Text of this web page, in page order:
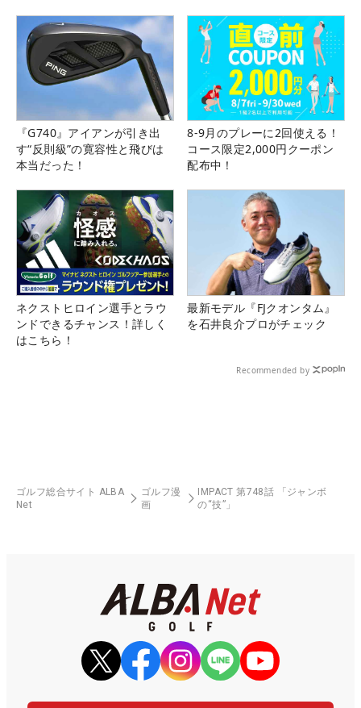
『G740』アイアンが引き出
す“反則級”の寛容性と飛びは
本当だった！
8-9月のプレーに2回使える！
コース限定2,000円クーポン
配布中！
ネクストヒロイン選手とラウ
ンドできるチャンス！詳しく
はこちら！
最新モデル『FJクオンタム』
を石井良介プロがチェック
Recommended by
ゴルフ総合サイト ALBA
Net
ゴルフ漫
画
IMPACT 第748話 「ジャンボ
の“技”」